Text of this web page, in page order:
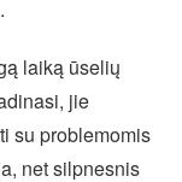
laiką ūselių
jie
su problemomis
net silpnesnis